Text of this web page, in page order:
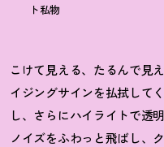
ト私物
こけて見える、たるんで見
イジングサインを払拭して
し、さらにハイライトで透
ノイズをふわっと飛ばし、